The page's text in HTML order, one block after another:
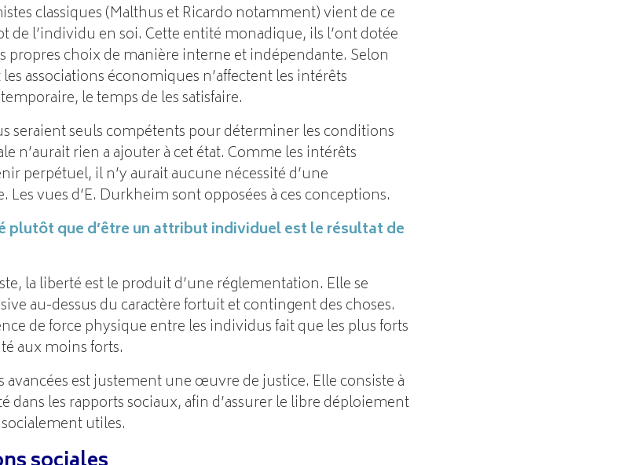
classiques (Malthus et Ricardo notamment) vient de ce
de l’individu en soi. Cette entité monadique, ils l’ont dotée
propres choix de manière interne et indépendante. Selon
associations économiques n’affectent les intérêts
le temps de les satisfaire.
seraient seuls compétents pour déterminer les conditions
n’aurait rien a ajouter à cet état. Comme les intérêts
perpétuel, il n’y aurait aucune nécessité d’une
vues d’E. Durkheim sont opposées à ces conceptions.
plutôt que d’être un attribut individuel est le résultat de
la liberté est le produit d’une réglementation. Elle se
au-dessus du caractère fortuit et contingent des choses.
de force physique entre les individus fait que les plus forts
aux moins forts.
avancées est justement une œuvre de justice. Elle consiste à
dans les rapports sociaux, afin d’assurer le libre déploiement
utiles.